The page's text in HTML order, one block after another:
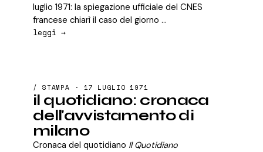
luglio 1971: la spiegazione ufficiale del CNES
francese chiarì il caso del giorno ...
leggi →
/ STAMPA · 17 LUGLIO 1971
il quotidiano: cronaca
dell'avvistamento di
milano
Cronaca del quotidiano Il Quotidiano